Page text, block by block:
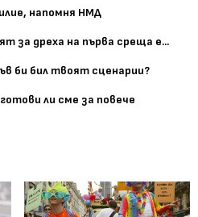
напомня НМД
за дреха на първа среща е...
би бил твоят сценарии?
ли сме за повече